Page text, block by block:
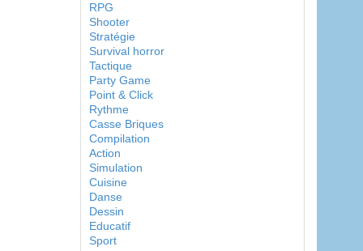
RPG
Shooter
Stratégie
Survival horror
Tactique
Party Game
Point & Click
Rythme
Casse Briques
Compilation
Action
Simulation
Cuisine
Danse
Dessin
Educatif
Sport